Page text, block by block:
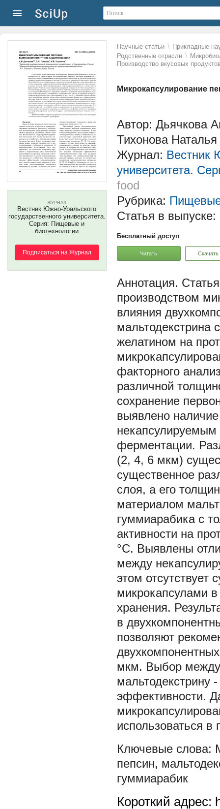
Научные статьи \ Прикладные
Родственные отрасли \
Производство вкусовых
Микрокапсулирование
ЖУРНАЛ
Вестник Южно-Уральского
государственного университета.
Серия: Пищевые и
биотехнологии
Подписаться на Журнал
Автор: Дьячкова
Тихонова
Журнал: Вестник
университета.
food
Рубрика:
Статья в выпуске:
Бесплатный доступ
Читать Скачать
производством
влияния
мальтодекстрина
желатином на
факторного
различной
сохранение
выявлено
ферментации.
(2, 4, 6 мкм)
существенное
слоя, а его
материалом
гуммиарабика с
активности на
°С. Выявлены
между
этом
микрокапсулами в
хранения.
в
позволяют
мкм. Выбор между
мальтодекстрину
эффективности.
использоваться
пепсин,
гуммиарабик
Короткий адрес: